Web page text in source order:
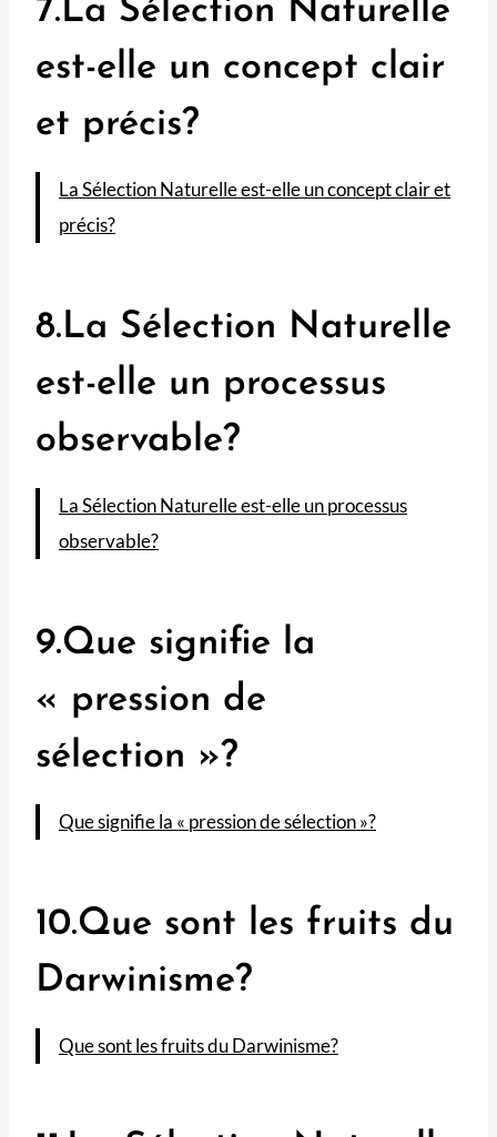
7.La Sélection Naturelle
est-elle un concept clair
et précis?
La Sélection Naturelle est-elle un concept clair et
précis?
8.La Sélection Naturelle
est-elle un processus
observable?
La Sélection Naturelle est-elle un processus
observable?
9.Que signifie la
« pression de
sélection »?
Que signifie la « pression de sélection »?
10.Que sont les fruits du
Darwinisme?
Que sont les fruits du Darwinisme?